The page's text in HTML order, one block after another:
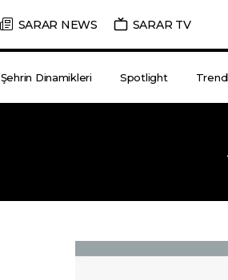
SARAR NEWS SARAR TV
Şehrin Dinamikleri Spotlight